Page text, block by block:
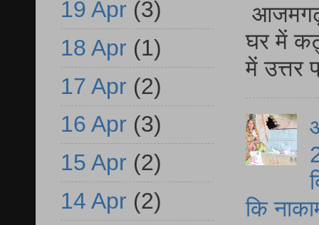
घर में
में
कि
19 Apr (3)
18 Apr (1)
17 Apr (2)
16 Apr (3)
15 Apr (2)
14 Apr (2)